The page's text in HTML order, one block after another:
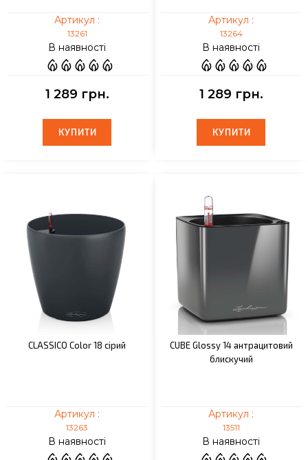
Артикул :
13261
В наявності
1 289 грн.
КУПИТИ
КУПИТИ
Артикул :
13264
В наявності
1 289 грн.
КУПИТИ
КУПИТИ
CLASSICO Color 18 сірий
Артикул :
13263
В наявності
CUBE Glossy 14 антрацитовий
блискучий
Артикул :
13511
В наявності